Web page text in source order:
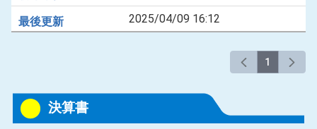
2025/04/09 16:12
1
決算書